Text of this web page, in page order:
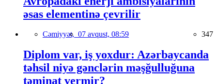
əsas elementinə çevrilir
Cəmiyyət, 07 avqust, 08:59 347
Diplom var, iş yoxdur: Azərbaycanda
təhsil niyə gənclərin məşğulluğuna
təminat vermir?